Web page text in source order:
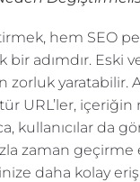
hem SEO
adımdır. Eski
zorluk yaratabilir.
URL’ler,
kullanıcılar
zaman
daha kolay